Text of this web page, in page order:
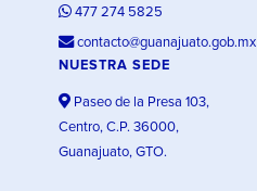
477 274 5825
contacto@guanajuato.gob.mx
NUESTRA SEDE
Paseo de la Presa 103,
Centro, C.P. 36000,
Guanajuato, GTO.